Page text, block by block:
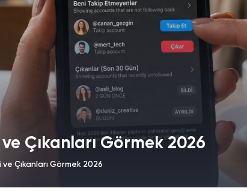
Çıkanları Görmek 2026
Çıkanları Görmek 2026